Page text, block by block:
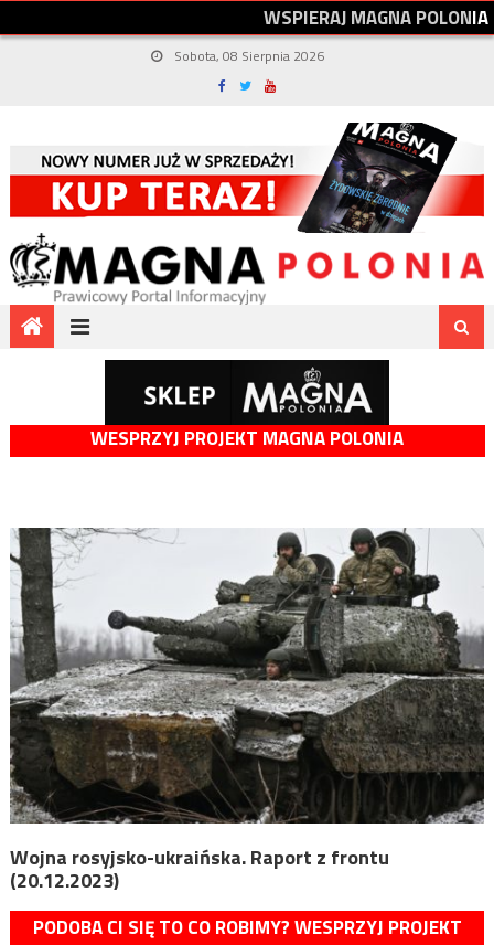
WSPIERAJMAGNAPOLONIA
Sobota, 08 Sierpnia 2026
WESPRZYJ PROJEKT MAGNA POLONIA
Wojna rosyjsko-ukraińska. Raport z frontu
(20.12.2023)
PODOBA CI SIĘ TO CO ROBIMY? WESPRZYJ PROJEKT